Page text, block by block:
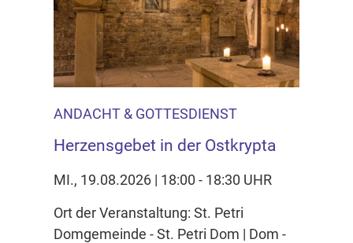
ANDACHT & GOTTESDIENST
Herzensgebet in der Ostkrypta
MI., 19.08.2026 | 18:00 - 18:30 UHR
Ort der Veranstaltung: St. Petri
Domgemeinde - St. Petri Dom | Dom -